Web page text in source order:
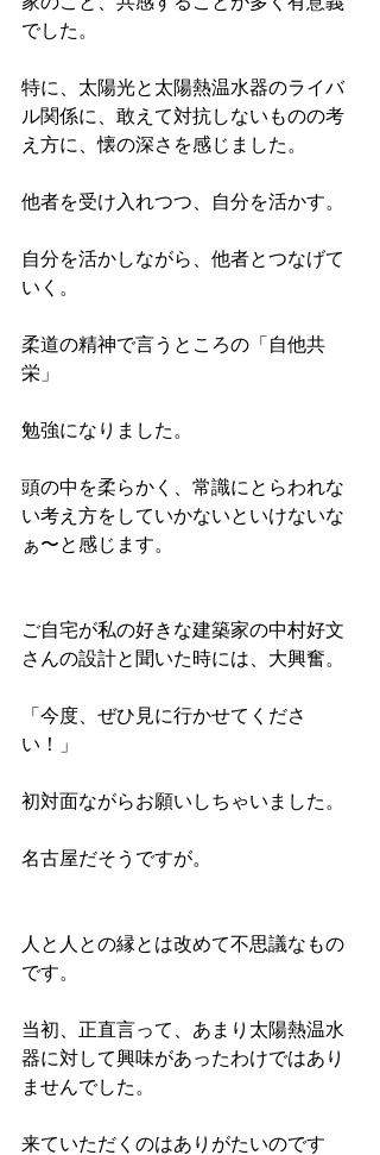
でした。
特に、太陽光と太陽熱温水器のライバ
ル関係に、敢えて対抗しないものの考
え方に、懐の深さを感じました。
他者を受け入れつつ、自分を活かす。
自分を活かしながら、他者とつなげて
いく。
柔道の精神で言うところの「自他共
栄」
勉強になりました。
頭の中を柔らかく、常識にとらわれな
い考え方をしていかないといけないな
ぁ〜と感じます。
ご自宅が私の好きな建築家の中村好文
さんの設計と聞いた時には、大興奮。
「今度、ぜひ見に行かせてくださ
い！」
初対面ながらお願いしちゃいました。
名古屋だそうですが。
人と人との縁とは改めて不思議なもの
です。
当初、正直言って、あまり太陽熱温水
器に対して興味があったわけではあり
ませんでした。
来ていただくのはありがたいのです